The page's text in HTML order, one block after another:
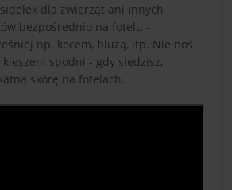
dla zwierząt ani innych
bezpośrednio na fotelu -
np. kocem, bluzą, itp. Nie noś
spodni - gdy siedzisz,
skórę na fotelach.